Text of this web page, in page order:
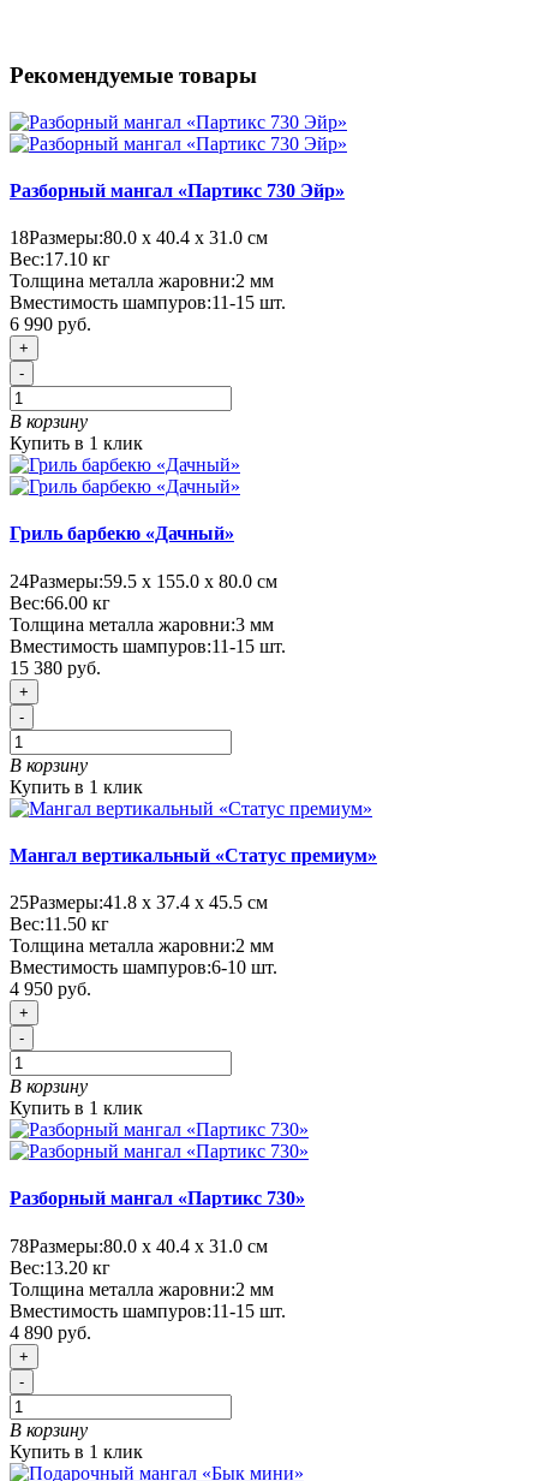
Рекомендуемые товары
Разборный мангал «Партикс 730 Эйр»
18Размеры:80.0 х 40.4 х 31.0 см
Вес:17.10 кг
Толщина металла жаровни:2 мм
Вместимость шампуров:11-15 шт.
6 990 руб.
+
-
В корзину
Купить в 1 клик
Гриль барбекю «Дачный»
24Размеры:59.5 х 155.0 х 80.0 см
Вес:66.00 кг
Толщина металла жаровни:3 мм
Вместимость шампуров:11-15 шт.
15 380 руб.
+
-
В корзину
Купить в 1 клик
Мангал вертикальный «Статус премиум»
25Размеры:41.8 х 37.4 х 45.5 см
Вес:11.50 кг
Толщина металла жаровни:2 мм
Вместимость шампуров:6-10 шт.
4 950 руб.
+
-
В корзину
Купить в 1 клик
Разборный мангал «Партикс 730»
78Размеры:80.0 х 40.4 х 31.0 см
Вес:13.20 кг
Толщина металла жаровни:2 мм
Вместимость шампуров:11-15 шт.
4 890 руб.
+
-
В корзину
Купить в 1 клик